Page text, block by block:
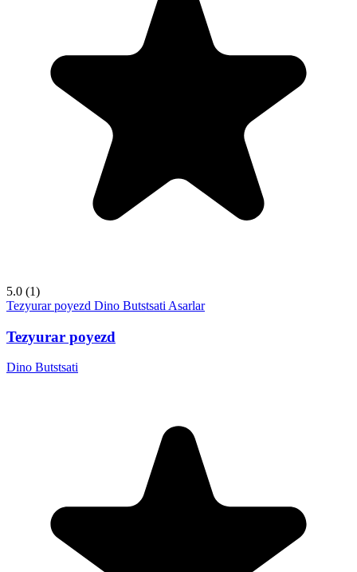
5.0 (1)
Tezyurar poyezd Dino Butstsati Asarlar
Tezyurar poyezd
Dino Butstsati